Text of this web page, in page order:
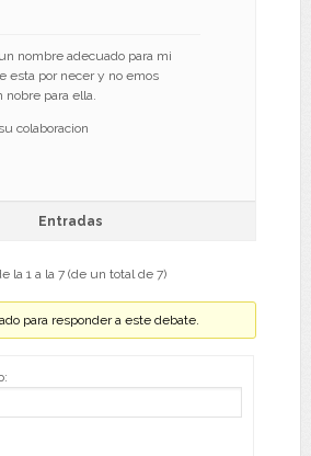
nombre adecuado para mi
esta por necer y no emos
nobre para ella.
colaboracion
Entradas
la 1 a la 7 (de un total de 7)
para responder a este debate.